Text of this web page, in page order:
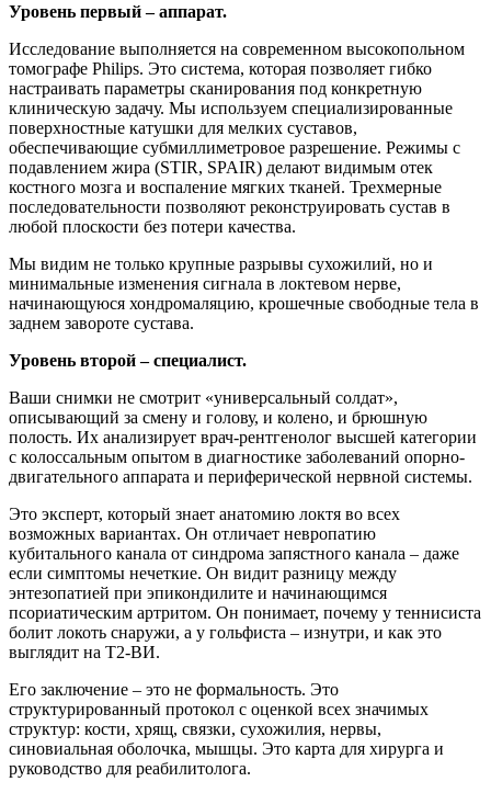
Уровень первый – аппарат.
Исследование выполняется на современном высокопольном
томографе Philips. Это система, которая позволяет гибко
настраивать параметры сканирования под конкретную
клиническую задачу. Мы используем специализированные
поверхностные катушки для мелких суставов,
обеспечивающие субмиллиметровое разрешение. Режимы с
подавлением жира (STIR, SPAIR) делают видимым отек
костного мозга и воспаление мягких тканей. Трехмерные
последовательности позволяют реконструировать сустав в
любой плоскости без потери качества.
Мы видим не только крупные разрывы сухожилий, но и
минимальные изменения сигнала в локтевом нерве,
начинающуюся хондромаляцию, крошечные свободные тела в
заднем завороте сустава.
Уровень второй – специалист.
Ваши снимки не смотрит «универсальный солдат»,
описывающий за смену и голову, и колено, и брюшную
полость. Их анализирует врач-рентгенолог высшей категории
с колоссальным опытом в диагностике заболеваний опорно-
двигательного аппарата и периферической нервной системы.
Это эксперт, который знает анатомию локтя во всех
возможных вариантах. Он отличает невропатию
кубитального канала от синдрома запястного канала – даже
если симптомы нечеткие. Он видит разницу между
энтезопатией при эпикондилите и начинающимся
псориатическим артритом. Он понимает, почему у теннисиста
болит локоть снаружи, а у гольфиста – изнутри, и как это
выглядит на Т2-ВИ.
Его заключение – это не формальность. Это
структурированный протокол с оценкой всех значимых
структур: кости, хрящ, связки, сухожилия, нервы,
синовиальная оболочка, мышцы. Это карта для хирурга и
руководство для реабилитолога.